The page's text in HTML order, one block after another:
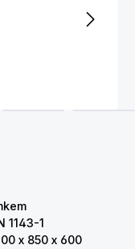
1143-1
x 850 x 600